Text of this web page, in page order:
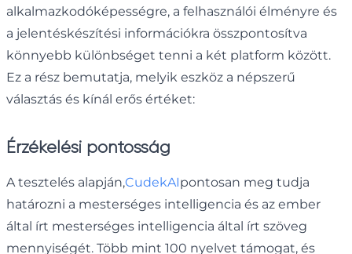
alkalmazkodóképességre, a felhasználói élményre és
a jelentéskészítési információkra összpontosítva
könnyebb különbséget tenni a két platform között.
Ez a rész bemutatja, melyik eszköz a népszerű
választás és kínál erős értéket:
Érzékelési pontosság
A tesztelés alapján,CudekAIpontosan meg tudja
határozni a mesterséges intelligencia és az ember
által írt mesterséges intelligencia által írt szöveg
mennyiségét. Több mint 100 nyelvet támogat, és